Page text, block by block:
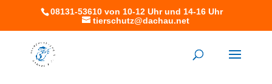
08131-53610 von 10-12 Uhr und 14-16 Uhr
tierschutz@dachau.net